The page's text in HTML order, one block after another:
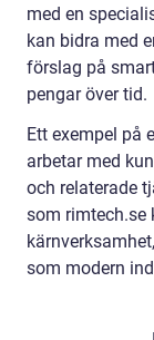
med en
kan bidra med
förslag på
pengar över tid.
Ett exempel på
arbetar med
och relaterade
som rimtech.se
som modern